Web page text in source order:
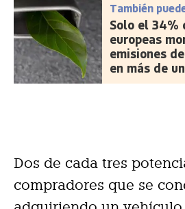
También
Solo el
europeas
emisiones
en más de
Dos de cada tres
compradores que se